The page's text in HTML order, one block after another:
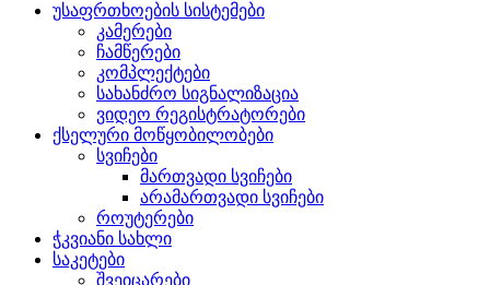
უსაფრთხოების სისტემები
კამერები
ჩამწერები
კომპლექტები
სახანძრო სიგნალიზაცია
ვიდეო რეგისტრატორები
ქსელური მოწყობილობები
სვიჩები
მართვადი სვიჩები
არამართვადი სვიჩები
როუტერები
ჭკვიანი სახლი
საკეტები
შვეიცარები